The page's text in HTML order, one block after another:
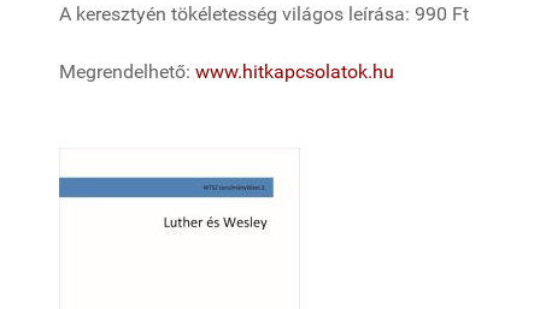
A keresztyén tökéletesség világos leírása: 990 Ft
Megrendelhető: www.hitkapcsolatok.hu